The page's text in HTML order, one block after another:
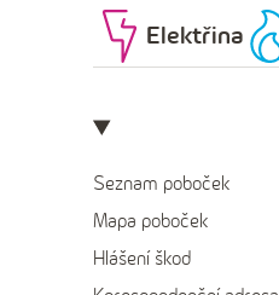
Elektřina
Seznam poboček
Mapa poboček
Hlášení škod